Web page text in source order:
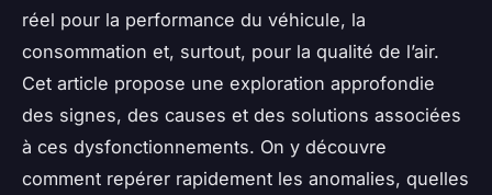
réel pour la performance du véhicule, la
consommation et, surtout, pour la qualité de l’air.
Cet article propose une exploration approfondie
des signes, des causes et des solutions associées
à ces dysfonctionnements. On y découvre
comment repérer rapidement les anomalies, quelles